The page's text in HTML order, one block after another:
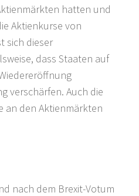
hatten und
Aktienkurse von
sich dieser
dass Staaten auf
verschärfen. Auch die
an den Aktienmärkten
nach dem Brexit-Votum